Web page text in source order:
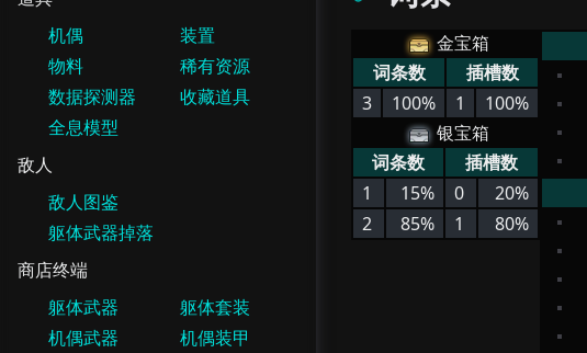
机偶
装置
物料
稀有资源
数据探测器
收藏道具
全息模型
敌人
敌人图鉴
躯体武器掉落
商店终端
躯体武器
躯体套装
机偶武器
机偶装甲
金宝箱
词条数
插槽数
3
100% 1
100%
银宝箱
词条数
插槽数
1
15% 0
20%
2
85% 1 80%